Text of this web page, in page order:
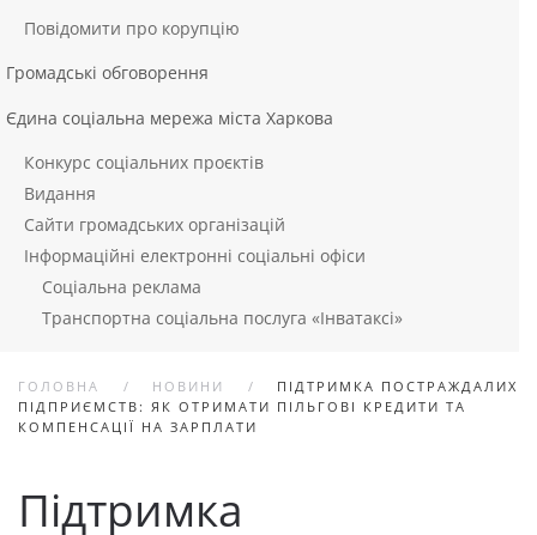
Повідомити про корупцію
Громадські обговорення
Єдина соціальна мережа міста Харкова
Конкурс соціальних проєктів
Видання
Сайти громадських організацій
Інформаційні електронні соціальні офіси
Соціальна реклама
Транспортна соціальна послуга «Інватаксі»
ГОЛОВНА НОВИНИ
ПІДТРИМКА ПОСТРАЖДАЛИХ
ПІДПРИЄМСТВ: ЯК ОТРИМАТИ ПІЛЬГОВІ КРЕДИТИ ТА
КОМПЕНСАЦІЇ НА ЗАРПЛАТИ
Підтримка